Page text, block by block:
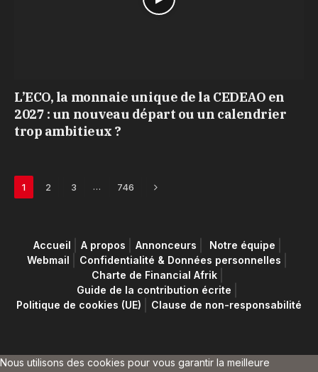
L’ECO, la monnaie unique de la CEDEAO en
2027 : un nouveau départ ou un calendrier
trop ambitieux ?
1 2 3 … 746 Next
Accueil A propos Annonceurs
Notre équipe
Webmail
Confidentialité & Données personnelles
Charte de Financial Afrik
Guide de la contribution écrite
Politique de cookies (UE)
Clause de non-responsabilité
Nous utilisons des cookies pour vous garantir la meilleure